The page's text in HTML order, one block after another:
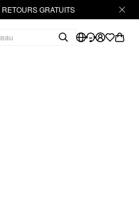
RETOURS GRATUITS